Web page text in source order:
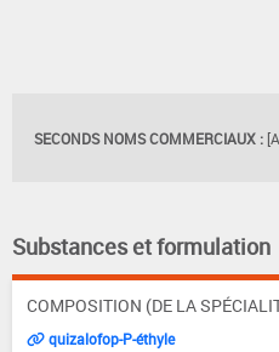
SECONDS NOMS COMMERCIAUX :
Substances et formulation
COMPOSITION (DE LA
quizalofop-P-éthyle